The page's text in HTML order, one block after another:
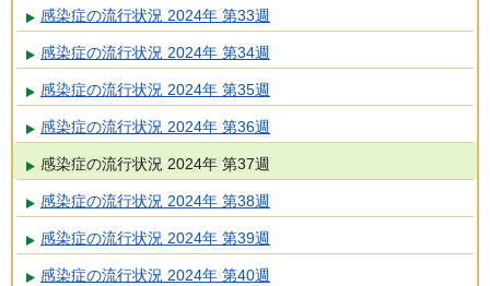
感染症の流行状況 2024年 第33週
感染症の流行状況 2024年 第34週
感染症の流行状況 2024年 第35週
感染症の流行状況 2024年 第36週
感染症の流行状況 2024年 第37週
感染症の流行状況 2024年 第38週
感染症の流行状況 2024年 第39週
感染症の流行状況 2024年 第40週